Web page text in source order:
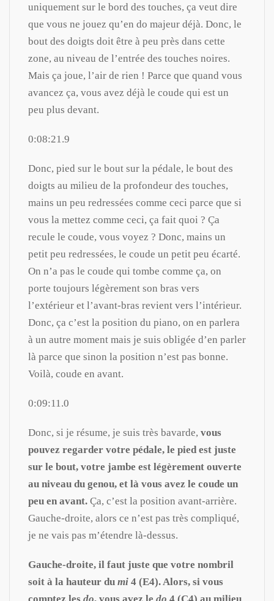
uniquement sur le bord des touches, ça veut dire
que vous ne jouez qu’en do majeur déjà. Donc, le
bout des doigts doit être à peu près dans cette
zone, au niveau de l’entrée des touches noires.
Mais ça joue, l’air de rien ! Parce que quand vous
avancez ça, vous avez déjà le coude qui est un
peu plus devant.
0:08:21.9
Donc, pied sur le bout sur la pédale, le bout des
doigts au milieu de la profondeur des touches,
mains un peu redressées comme ceci parce que si
vous la mettez comme ceci, ça fait quoi ? Ça
recule le coude, vous voyez ? Donc, mains un
petit peu redressées, le coude un petit peu écarté.
On n’a pas le coude qui tombe comme ça, on
porte toujours légèrement son bras vers
l’extérieur et l’avant-bras revient vers l’intérieur.
Donc, ça c’est la position du piano, on en parlera
à un autre moment mais je suis obligée d’en parler
là parce que sinon la position n’est pas bonne.
Voilà, coude en avant.
0:09:11.0
Donc, si je résume, je suis très bavarde, vous
pouvez regarder votre pédale, le pied est juste
sur le bout, votre jambe est légèrement ouverte
au niveau du genou, et là vous avez le coude un
peu en avant. Ça, c’est la position avant-arrière.
Gauche-droite, alors ce n’est pas très compliqué,
je ne vais pas m’étendre là-dessus.
Gauche-droite, il faut juste que votre nombril
soit à la hauteur du mi 4 (E4). Alors, si vous
comptez les do, vous avez le do 4 (C4) au milieu